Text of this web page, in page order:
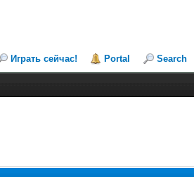
Играть сейчас! Portal Search